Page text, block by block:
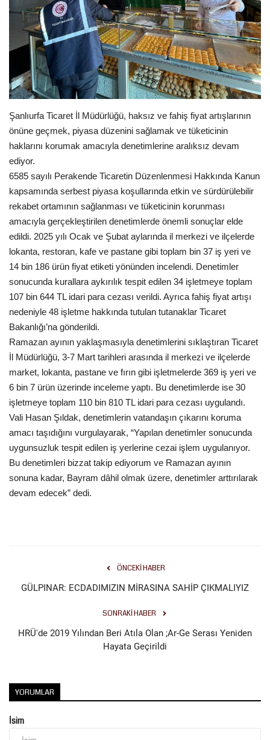
Gündem
Tekno Bilim
Ekonomi
Siyaset
Galeriler
Yaşam
Künye
Sağlık
İletişim
Kültür Sanat
Şanlıurfa Ticaret İl Müdürlüğü, haksız ve fahiş fiyat artışlarının
önüne geçmek, piyasa düzenini sağlamak ve tüketicinin
haklarını korumak amacıyla denetimlerine aralıksız devam
ediyor.
6585 sayılı Perakende Ticaretin Düzenlenmesi Hakkında Kanun
kapsamında serbest piyasa koşullarında etkin ve sürdürülebilir
rekabet ortamının sağlanması ve tüketicinin korunması
amacıyla gerçekleştirilen denetimlerde önemli sonuçlar elde
edildi. 2025 yılı Ocak ve Şubat aylarında il merkezi ve ilçelerde
lokanta, restoran, kafe ve pastane gibi toplam bin 37 iş yeri ve
14 bin 186 ürün fiyat etiketi yönünden incelendi. Denetimler
sonucunda kurallara aykırılık tespit edilen 34 işletmeye toplam
107 bin 644 TL idari para cezası verildi. Ayrıca fahiş fiyat artışı
nedeniyle 48 işletme hakkında tutulan tutanaklar Ticaret
Bakanlığı’na gönderildi.
Ramazan ayının yaklaşmasıyla denetimlerini sıklaştıran Ticaret
İl Müdürlüğü, 3-7 Mart tarihleri arasında il merkezi ve ilçelerde
market, lokanta, pastane ve fırın gibi işletmelerde 369 iş yeri ve
6 bin 7 ürün üzerinde inceleme yaptı. Bu denetimlerde ise 30
işletmeye toplam 110 bin 810 TL idari para cezası uygulandı.
Vali Hasan Şıldak, denetimlerin vatandaşın çıkarını koruma
amacı taşıdığını vurgulayarak, “Yapılan denetimler sonucunda
uygunsuzluk tespit edilen iş yerlerine cezai işlem uygulanıyor.
Bu denetimleri bizzat takip ediyorum ve Ramazan ayının
sonuna kadar, Bayram dâhil olmak üzere, denetimler arttırılarak
devam edecek” dedi.
ÖNCEKI HABER
GÜLPINAR: ECDADIMIZIN MİRASINA SAHİP ÇIKMALIYIZ
SONRAKI HABER
HRÜ'de 2019 Yılından Beri Atıla Olan ;Ar-Ge Serası Yeniden
Hayata Geçirildi
YORUMLAR
İsim